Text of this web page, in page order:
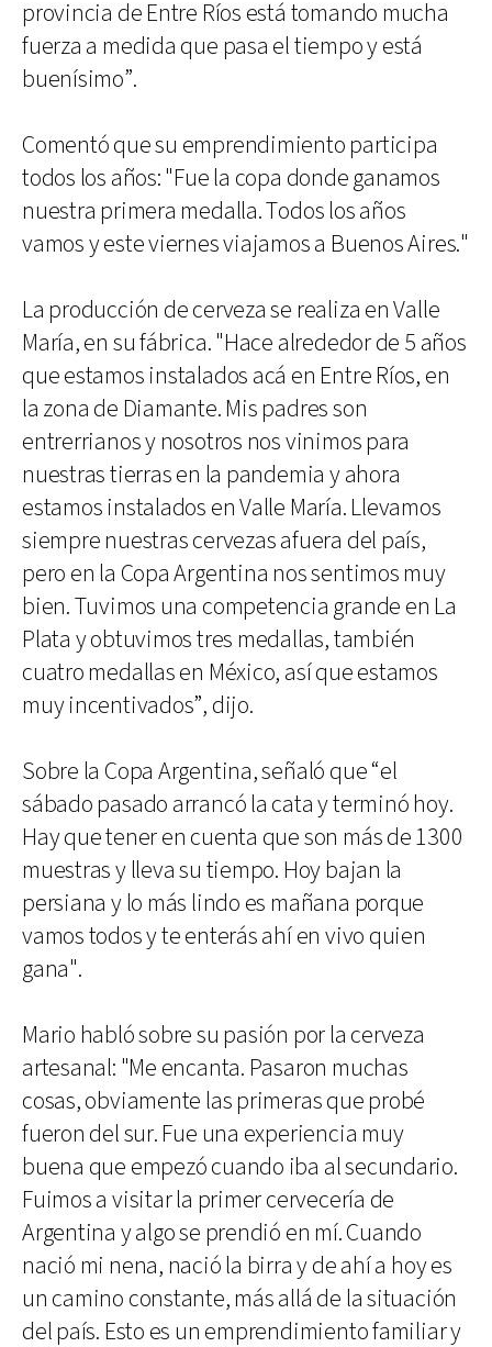
provincia de Entre Ríos está tomando mucha
fuerza a medida que pasa el tiempo y está
buenísimo”.
Comentó que su emprendimiento participa
todos los años: "Fue la copa donde ganamos
nuestra primera medalla. Todos los años
vamos y este viernes viajamos a Buenos Aires."
La producción de cerveza se realiza en Valle
María, en su fábrica. "Hace alrededor de 5 años
que estamos instalados acá en Entre Ríos, en
la zona de Diamante. Mis padres son
entrerrianos y nosotros nos vinimos para
nuestras tierras en la pandemia y ahora
estamos instalados en Valle María. Llevamos
siempre nuestras cervezas afuera del país,
pero en la Copa Argentina nos sentimos muy
bien. Tuvimos una competencia grande en La
Plata y obtuvimos tres medallas, también
cuatro medallas en México, así que estamos
muy incentivados”, dijo.
Sobre la Copa Argentina, señaló que “el
sábado pasado arrancó la cata y terminó hoy.
Hay que tener en cuenta que son más de 1300
muestras y lleva su tiempo. Hoy bajan la
persiana y lo más lindo es mañana porque
vamos todos y te enterás ahí en vivo quien
gana".
Mario habló sobre su pasión por la cerveza
artesanal: "Me encanta. Pasaron muchas
cosas, obviamente las primeras que probé
fueron del sur. Fue una experiencia muy
buena que empezó cuando iba al secundario.
Fuimos a visitar la primer cervecería de
Argentina y algo se prendió en mí. Cuando
nació mi nena, nació la birra y de ahí a hoy es
un camino constante, más allá de la situación
del país. Esto es un emprendimiento familiar y